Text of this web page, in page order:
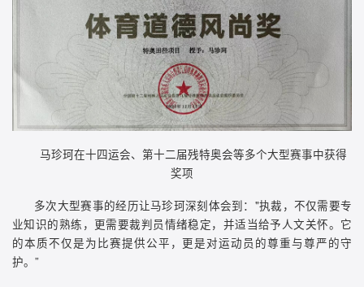
马珍珂在十四运会、第十二届残特奥会等多个大型赛事中获得
奖项
多次大型赛事的经历让马珍珂深刻体会到："执裁，不仅需要专
业知识的熟练，更需要裁判员情绪稳定，并适当给予人文关怀。它
的本质不仅是为比赛提供公平，更是对运动员的尊重与尊严的守
护。”